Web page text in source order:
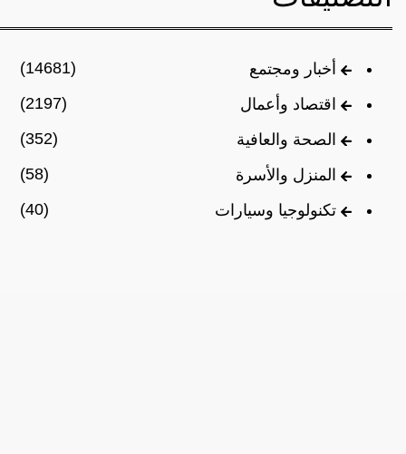
أخبار ومجتمع
(14681)
اقتصاد وأعمال
(2197)
الصحة والعافية
(352)
المنزل والأسرة
(58)
تكنولوجيا وسيارات
(40)